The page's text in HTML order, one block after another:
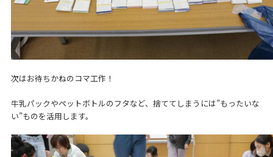
次はお待ちかねのコマ工作！
牛乳パックやペットボトルのフタなど、捨ててしまうには”もったいな
い”ものを活用します。